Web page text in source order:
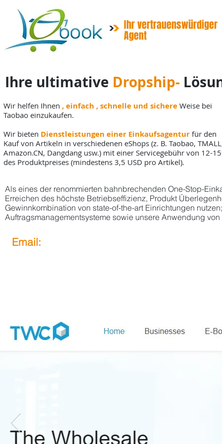
Wir helfen Ihnen , einfach , schnelle und sichere Weise bei
Taobao einzukaufen.
Wir bieten Dienstleistungen einer Einkaufsagentur für den
Kauf von Artikeln in verschiedenen eShops (z. B. Taobao,
Amazon.CN, Dangdang usw.) mit einer Servicegebühr von 12-
des Produktpreises (mindestens 3,5 USD pro Artikel).
Ihr vertrauenswürdiger
Agent
Ihre ultimative Dropship-
Als eines der renommierten bahnbrechenden One-Stop-
Erreichen des höchste Betriebseffizienz, Produkt
Gewinnkombination von state-of-the-art Einrichtungen nutzen;
Auftragsmanagementsysteme sowie unsere Anwendung von
Email: